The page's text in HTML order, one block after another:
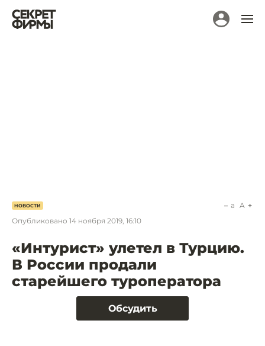
НОВОСТИ
Опубликовано 14 ноября 2019, 16:10
a A
«Интурист» улетел в Турцию.
В России продали
старейшего туроператора
Обсудить